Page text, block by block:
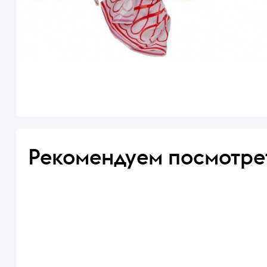
Рекомендуем